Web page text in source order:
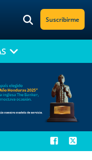
Suscribirme
contenido!
en tu correo